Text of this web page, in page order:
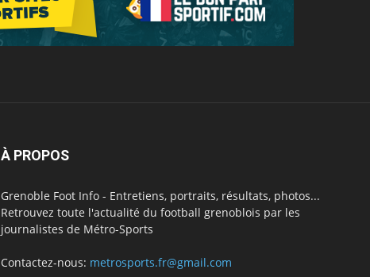
À PROPOS
Grenoble Foot Info - Entretiens, portraits, résultats, photos...
Retrouvez toute l'actualité du football grenoblois par les
journalistes de Métro-Sports
Contactez-nous: metrosports.fr@gmail.com